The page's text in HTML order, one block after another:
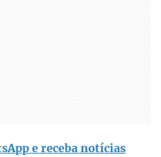
e receba notícias